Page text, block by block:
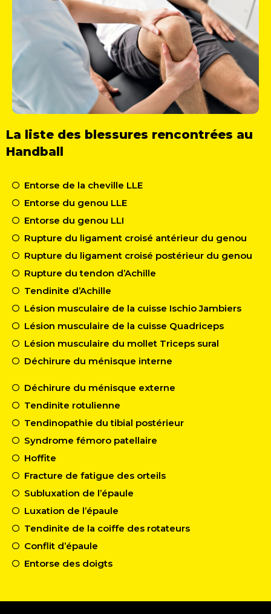
La liste des blessures rencontrées au
Handball
Entorse de la cheville LLE
Entorse du genou LLE
Entorse du genou LLI
Rupture du ligament croisé antérieur du genou
Rupture du ligament croisé postérieur du genou
Rupture du tendon d’Achille
Tendinite d’Achille
Lésion musculaire de la cuisse Ischio Jambiers
Lésion musculaire de la cuisse Quadriceps
Lésion musculaire du mollet Triceps sural
Déchirure du ménisque interne
Déchirure du ménisque externe
Tendinite rotulienne
Tendinopathie du tibial postérieur
Syndrome fémoro patellaire
Hoffite
Fracture de fatigue des orteils
Subluxation de l’épaule
Luxation de l’épaule
Tendinite de la coiffe des rotateurs
Conflit d’épaule
Entorse des doigts